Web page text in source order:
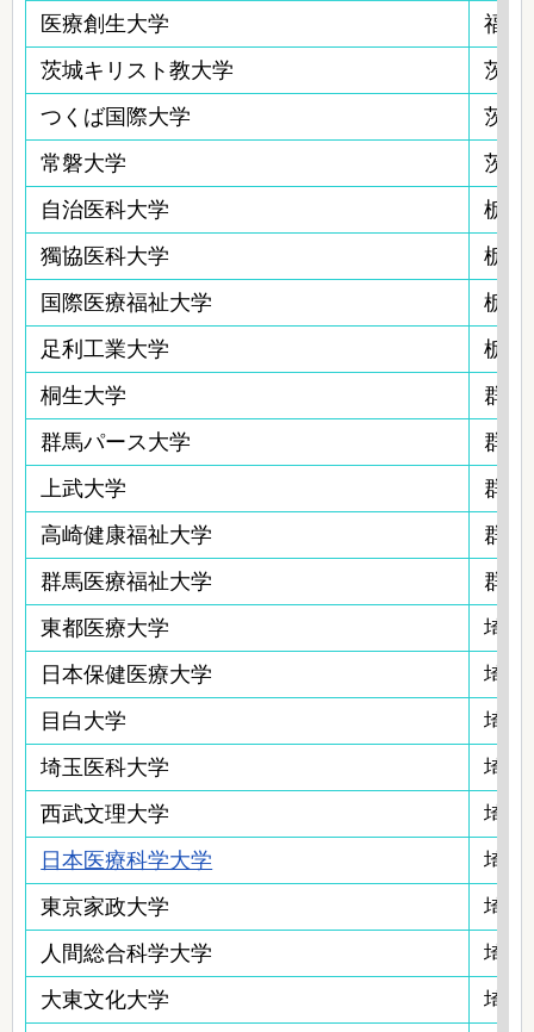
医療創生大学
福島
茨城キリスト教大学
茨城
つくば国際大学
茨城
常磐大学
茨城
自治医科大学
栃木
獨協医科大学
栃木
国際医療福祉大学
栃木
足利工業大学
栃木
桐生大学
群馬
群馬パース大学
群馬
上武大学
群馬
高崎健康福祉大学
群馬
群馬医療福祉大学
群馬
東都医療大学
埼玉
日本保健医療大学
埼玉
目白大学
埼玉
埼玉医科大学
埼玉
西武文理大学
埼玉
日本医療科学大学
埼玉
東京家政大学
埼玉
人間総合科学大学
埼玉
大東文化大学
埼玉